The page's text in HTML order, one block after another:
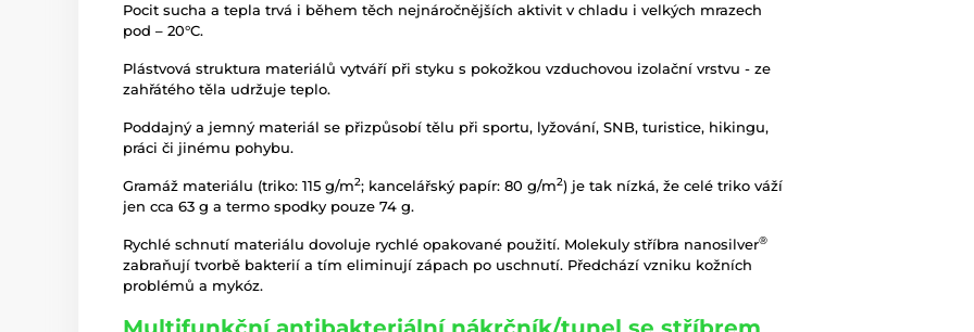
Pocit sucha a tepla trvá i během těch nejnáročnějších aktivit v chladu i velkých mrazech
pod – 20°C.
Plástvová struktura materiálů vytváří při styku s pokožkou vzduchovou izolační vrstvu - ze
zahřátého těla udržuje teplo.
Poddajný a jemný materiál se přizpůsobí tělu při sportu, lyžování, SNB, turistice, hikingu,
práci či jinému pohybu.
Gramáž materiálu (triko: 115 g/m2; kancelářský papír: 80 g/m2) je tak nízká, že celé triko váží
jen cca 63 g a termo spodky pouze 74 g.
Rychlé schnutí materiálu dovoluje rychlé opakované použití. Molekuly stříbra nanosilver®
zabraňují tvorbě bakterií a tím eliminují zápach po uschnutí. Předchází vzniku kožních
problémů a mykóz.